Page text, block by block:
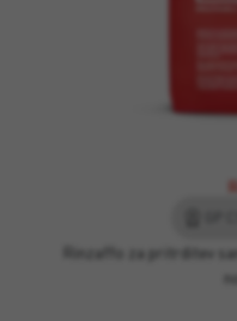
Rinzaffo za pritrditev